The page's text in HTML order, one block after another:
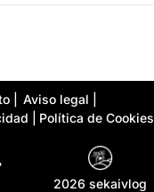
2026 sekaivlog
|
Aviso legal |
|
Política de Cookies|